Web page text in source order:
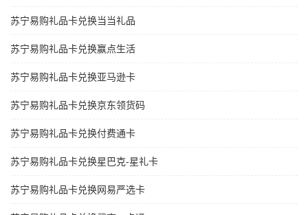
苏宁易购礼品卡兑换当当礼品
苏宁易购礼品卡兑换赢点生活
苏宁易购礼品卡兑换亚马逊卡
苏宁易购礼品卡兑换京东领货码
苏宁易购礼品卡兑换付费通卡
苏宁易购礼品卡兑换星巴克-星礼卡
苏宁易购礼品卡兑换网易严选卡